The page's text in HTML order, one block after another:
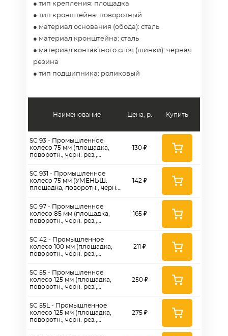
● тип крепления: площадка
● тип кронштейна: поворотный
● материал основания (обода): сталь
● материал кронштейна: сталь
● материал контактного слоя (шинки): черная
резина
● тип подшипника: роликовый
Наименование
SC 93 - Промышленное
колесо 75 мм (площадка,
поворотн., черн. рез.,
SC 931 - Промышленное
колесо 75 мм (УМЕНЬШ.
площадка, поворотн., черн.
SC 97 - Промышленное
колесо 85 мм (площадка,
поворотн., черн. рез.,
SC 42 - Промышленное
колесо 100 мм (площадка,
поворотн., черн. рез.,
SC 55 - Промышленное
колесо 125 мм (площадка,
поворотн., черн. рез.,
SC 55L - Промышленное
колесо 125 мм (площадка,
поворотн., черн. рез.,
Цена, р.
130 ₽
142 ₽
165 ₽
211 ₽
250 ₽
275 ₽
Купить